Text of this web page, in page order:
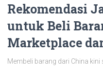
Rekomendasi
untuk Beli
Marketplace
Membeli barang dari China